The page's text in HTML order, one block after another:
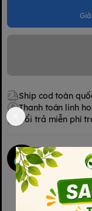
Ship cod toàn
Thanh toán linh
Đổi trả miễn phí
Mokimart
Kết nối với
Kết nối